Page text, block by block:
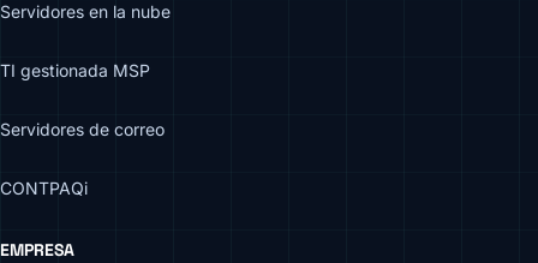
Servidores en la nube
TI gestionada MSP
Servidores de correo
CONTPAQi
EMPRESA